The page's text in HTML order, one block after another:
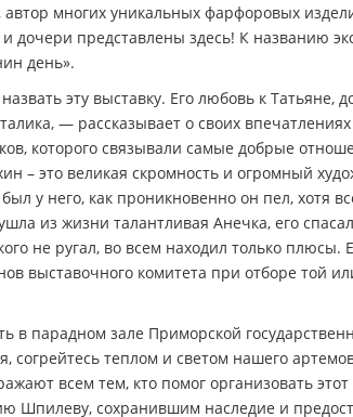
многих уникальных фарфоровых
дочери представлены здесь! К названию
день».
эту выставку. Его любовь к Татьяне,
— рассказывает о своих
которого связывали самые добрые
– это великая скромность и огромный
у него, как проникновенно он пел, хотя
из жизни талантливая Анечка, его
не ругал, во всем находил только плюсы.
выставочного комитета при отборе той
в парадном зале Приморской
согрейтесь теплом и светом нашего
всем тем, кто помог организовать
Шпилеву, сохранившим наследие и